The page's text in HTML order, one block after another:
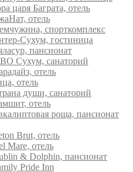
царя Баграта, отель
отель
спорткомплекс
Сухум, гостиница
пансионат
Сухум, санаторий
отель
отель
души, санаторий
отель
роща, пансионат
Brut, отель
Mare, отель
& Dolphin, пансионат
Pride Inn